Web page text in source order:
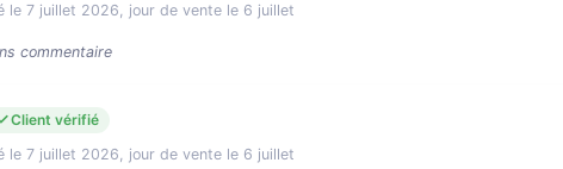
le 7 juillet 2026, jour de vente le 6 juillet
commentaire
Client vérifié
le 7 juillet 2026, jour de vente le 6 juillet